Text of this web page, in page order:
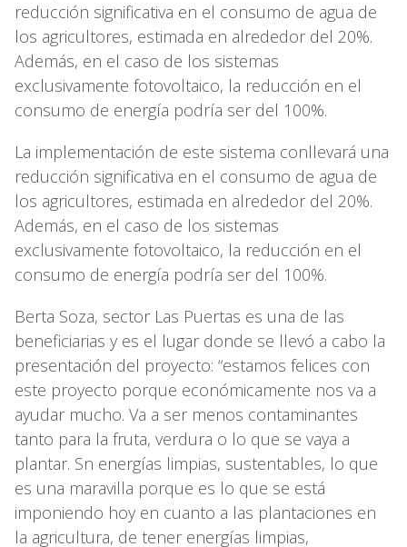
reducción significativa en el consumo de agua de
los agricultores, estimada en alrededor del 20%.
Además, en el caso de los sistemas
exclusivamente fotovoltaico, la reducción en el
consumo de energía podría ser del 100%.
La implementación de este sistema conllevará una
reducción significativa en el consumo de agua de
los agricultores, estimada en alrededor del 20%.
Además, en el caso de los sistemas
exclusivamente fotovoltaico, la reducción en el
consumo de energía podría ser del 100%.
Berta Soza, sector Las Puertas es una de las
beneficiarias y es el lugar donde se llevó a cabo la
presentación del proyecto: “estamos felices con
este proyecto porque económicamente nos va a
ayudar mucho. Va a ser menos contaminantes
tanto para la fruta, verdura o lo que se vaya a
plantar. Sn energías limpias, sustentables, lo que
es una maravilla porque es lo que se está
imponiendo hoy en cuanto a las plantaciones en
la agricultura, de tener energías limpias,